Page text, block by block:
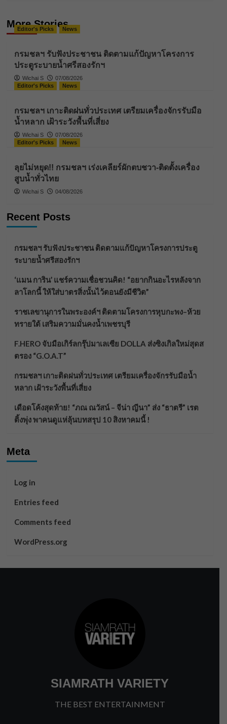
More Stories
Editor's Picks News
กรมชลฯ รับฟังประชาชน ติดตามแก้ปัญหาโครงการ
ประตูระบายน้ำศรีสองรักฯ
Wichai S
07/08/2026
Editor's Picks
News
กรมชลฯ เกาะติดฝนทั่วประเทศ เตรียมเครื่องจักรรับมือ
น้ำหลาก เฝ้าระวังพื้นที่เสี่ยง
Wichai S
07/08/2026
Editor's Picks
News
ลุยไม่หยุด!! กรมชลฯ เร่งเคลียร์ผักตบชวา-ติดตั้งเครื่อง
สูบน้ำทั่วไทย
Wichai S 04/08/2026
Recent Posts
กรมชลฯ รับฟังประชาชน ติดตามแก้ปัญหาโครงการประตู
ระบายน้ำศรีสองรักฯ
‘แมน การิน’ แชร์ความเชื่อชวนคิด! “อยากกินอะไรหลังจาก
ลาโลกนี้ ให้ใส่บาตรสิ่งนั้นไว้ตอนยังมีชีวิต”
ราชเลขานุการในพระองค์ฯ ติดตามโครงการหุบกะพง–ห้วย
ทรายใต้ เสริมความมั่นคงน้ำเพชรบุรี
F.HERO จับมือเกิร์ลกรุ๊ปมาเลเซีย DOLLA ส่งซิงเกิลใหม่สุดส
ตรอง “G.O.A.T”
กรมชลฯ เกาะติดฝนทั่วประเทศ เตรียมเครื่องจักรรับมือน้ำ
หลาก เฝ้าระวังพื้นที่เสี่ยง
เดือดโค้งสุดท้าย! “ภณ ณวัสน์ – จีน่า ญีนา” ส่ง “ธาตรี” เรต
ติ้งพุ่ง พาคนดูแห่ลุ้นบทสรุป 10 สิงหาคมนี้ !
Meta
Log in
Entries feed
Comments feed
WordPress.org
SIAMRATH VARIETY
THE BEST ENTERTAINMENT